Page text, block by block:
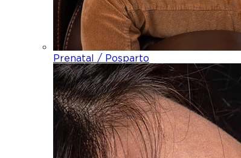
Prenatal / Posparto